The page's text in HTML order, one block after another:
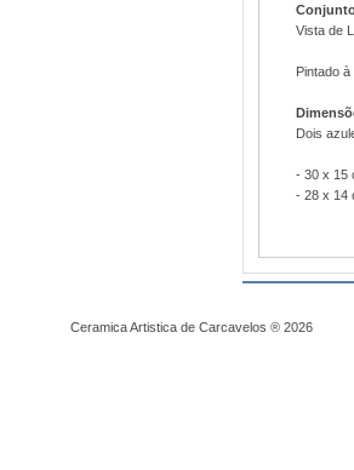
Vista de
Pintado
Dois
- 30 x 15
- 28 x 14
Ceramica Artistica de Carcavelos ® 2026